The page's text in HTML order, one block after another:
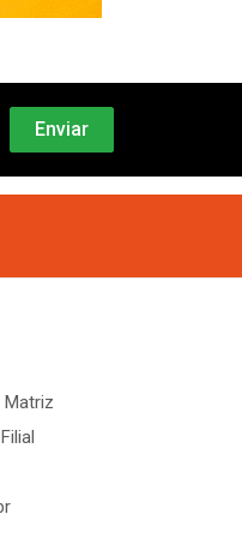
Matriz